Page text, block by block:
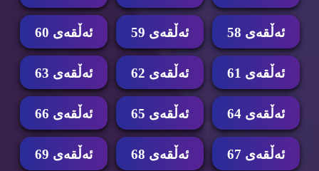
ئه‌ڵقه‌ی 58 ئه‌ڵقه‌ی 59 ئه‌ڵقه‌ی 60
ئه‌ڵقه‌ی 61 ئه‌ڵقه‌ی 62 ئه‌ڵقه‌ی 63
ئه‌ڵقه‌ی 64 ئه‌ڵقه‌ی 65 ئه‌ڵقه‌ی 66
ئه‌ڵقه‌ی 67 ئه‌ڵقه‌ی 68 ئه‌ڵقه‌ی 69